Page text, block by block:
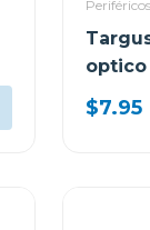
Periféricos
amu75
$7.95